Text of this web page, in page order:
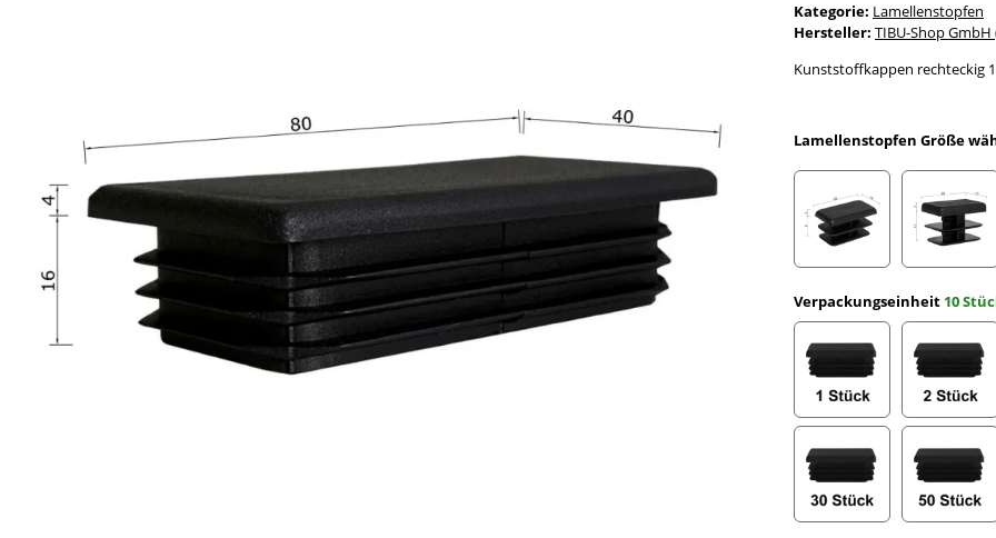
Kategorie: Lamellenstopfen
Hersteller: TIBU-Shop
Kunststoffkappen rechteckig
Lamellenstopfen Größe
Verpackungseinheit 10
1 Stück 2 Stück